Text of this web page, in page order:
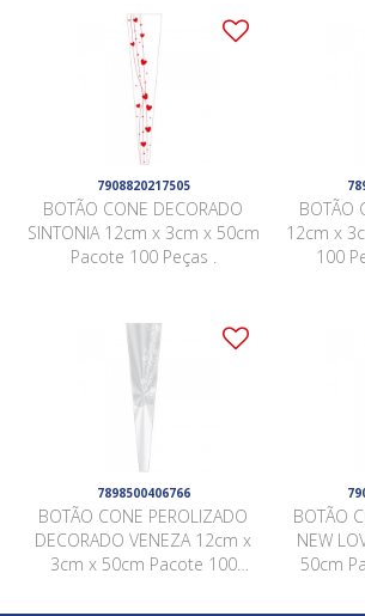
7908820217505
BOTÃO CONE DECORADO
SINTONIA 12cm x 3cm x 50cm
Pacote 100 Peças .
BOTÃO CONE
12cm x
100
7898500406766
BOTÃO CONE PEROLIZADO
DECORADO VENEZA 12cm x
3cm x 50cm Pacote 100
BOTÃO CONE
NEW
50cm